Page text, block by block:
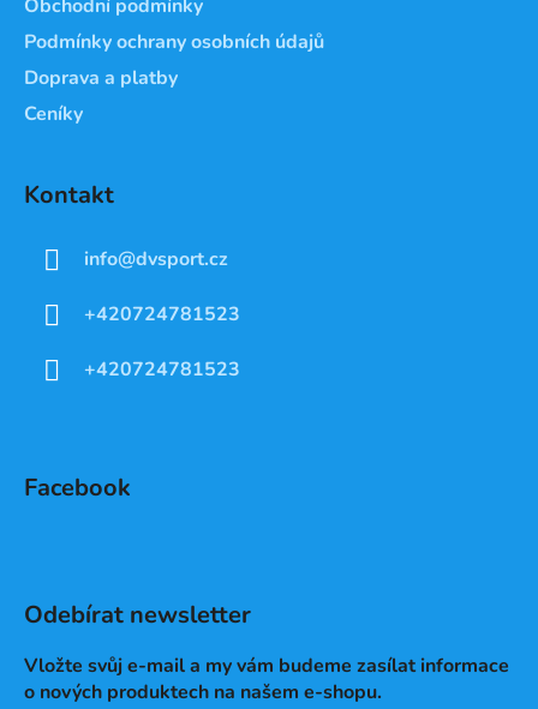
Obchodní podmínky
Podmínky ochrany osobních údajů
Doprava a platby
Ceníky
Kontakt
info@dvsport.cz
+420724781523
+420724781523
Facebook
Odebírat newsletter
Vložte svůj e-mail a my vám budeme zasílat informace
o nových produktech na našem e-shopu.